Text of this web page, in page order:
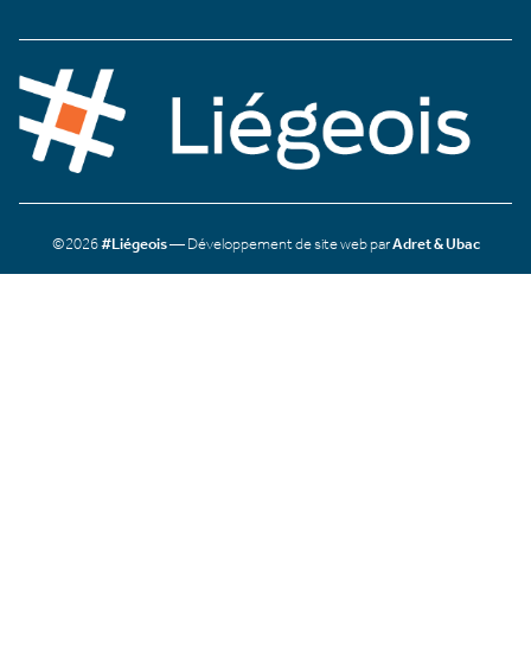
©2026#Liégeois— Développement de site web parAdret & Ubac